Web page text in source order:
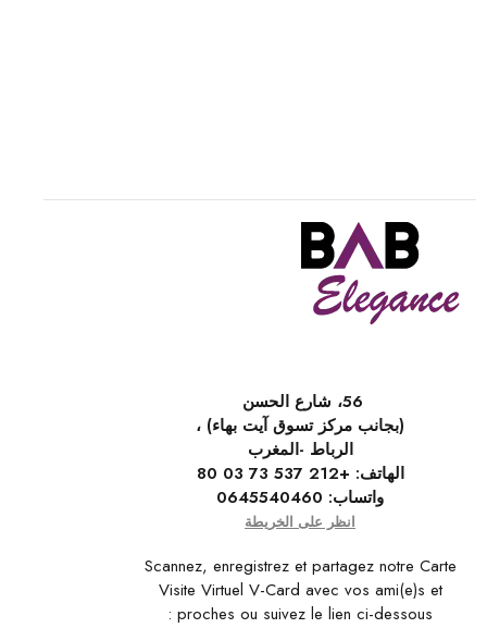
56، شارع الحسن
(بجانب مركز تسوق آيت بهاء) ،
الرباط -المغرب
الهاتف: +212 537 73 03 80
واتساب: 0645540460
انظر على الخريطة
Scannez, enregistrez et partagez notre Carte
Visite Virtuel V-Card avec vos ami(e)s et
proches ou suivez le lien ci-dessous :